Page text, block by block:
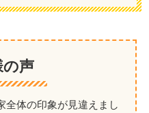
の声
全体の印象が見違えまし